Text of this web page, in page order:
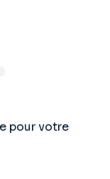
pour votre